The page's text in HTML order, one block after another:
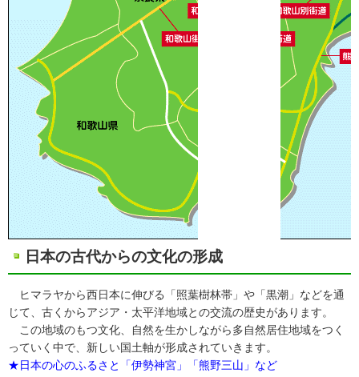
日本の古代からの文化の形成
ヒマラヤから西日本に伸びる「照葉樹林帯」や「黒潮」などを通
じて、古くからアジア・太平洋地域との交流の歴史があります。
この地域のもつ文化、自然を生かしながら多自然居住地域をつく
っていく中で、新しい国土軸が形成されていきます。
★日本の心のふるさと「伊勢神宮」「熊野三山」など